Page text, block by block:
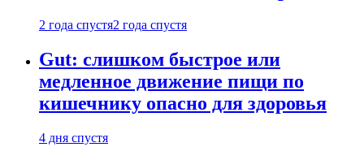
2 года спустя2 года спустя
Gut: слишком быстрое или
медленное движение пищи по
кишечнику опасно для здоровья
4 дня спустя